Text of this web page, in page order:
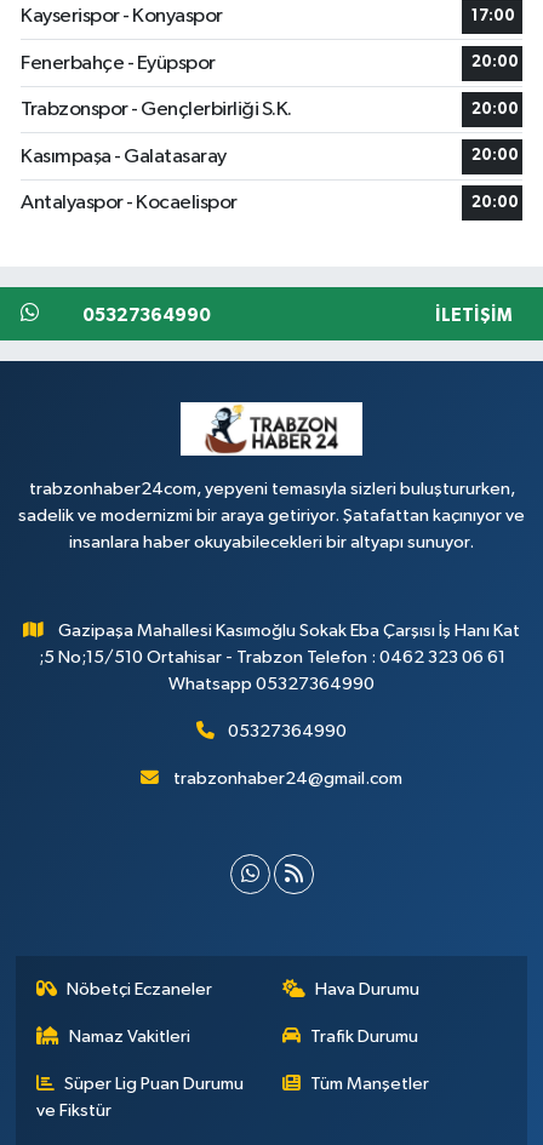
Kayserispor - Konyaspor
17:00
Fenerbahçe - Eyüpspor 20:00
Trabzonspor - Gençlerbirliği S.K. 20:00
Kasımpaşa - Galatasaray 20:00
Antalyaspor - Kocaelispor 20:00
05327364990 İLETIŞIM
trabzonhaber24com, yepyeni temasıyla sizleri buluştururken,
sadelik ve modernizmi bir araya getiriyor. Şatafattan kaçınıyor ve
insanlara haber okuyabilecekleri bir altyapı sunuyor.
Gazipaşa Mahallesi Kasımoğlu Sokak Eba Çarşısı İş Hanı Kat
;5 No;15/510 Ortahisar - Trabzon Telefon : 0462 323 06 61
Whatsapp 05327364990
05327364990
trabzonhaber24@gmail.com
Nöbetçi Eczaneler Hava Durumu
Namaz Vakitleri Trafik Durumu
Süper Lig Puan Durumu
ve Fikstür
Tüm Manşetler